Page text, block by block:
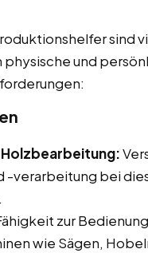
sind
physische und
-verarbeitung bei
zur
wie Sägen,